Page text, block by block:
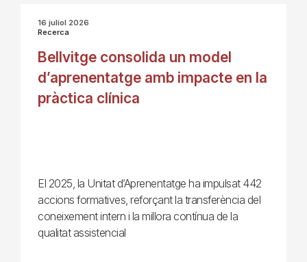
16 juliol 2026
Recerca
Bellvitge consolida un model
d’aprenentatge amb impacte en la
pràctica clínica
El 2025, la Unitat d’Aprenentatge ha impulsat 442
accions formatives, reforçant la transferència del
coneixement intern i la millora contínua de la
qualitat assistencial